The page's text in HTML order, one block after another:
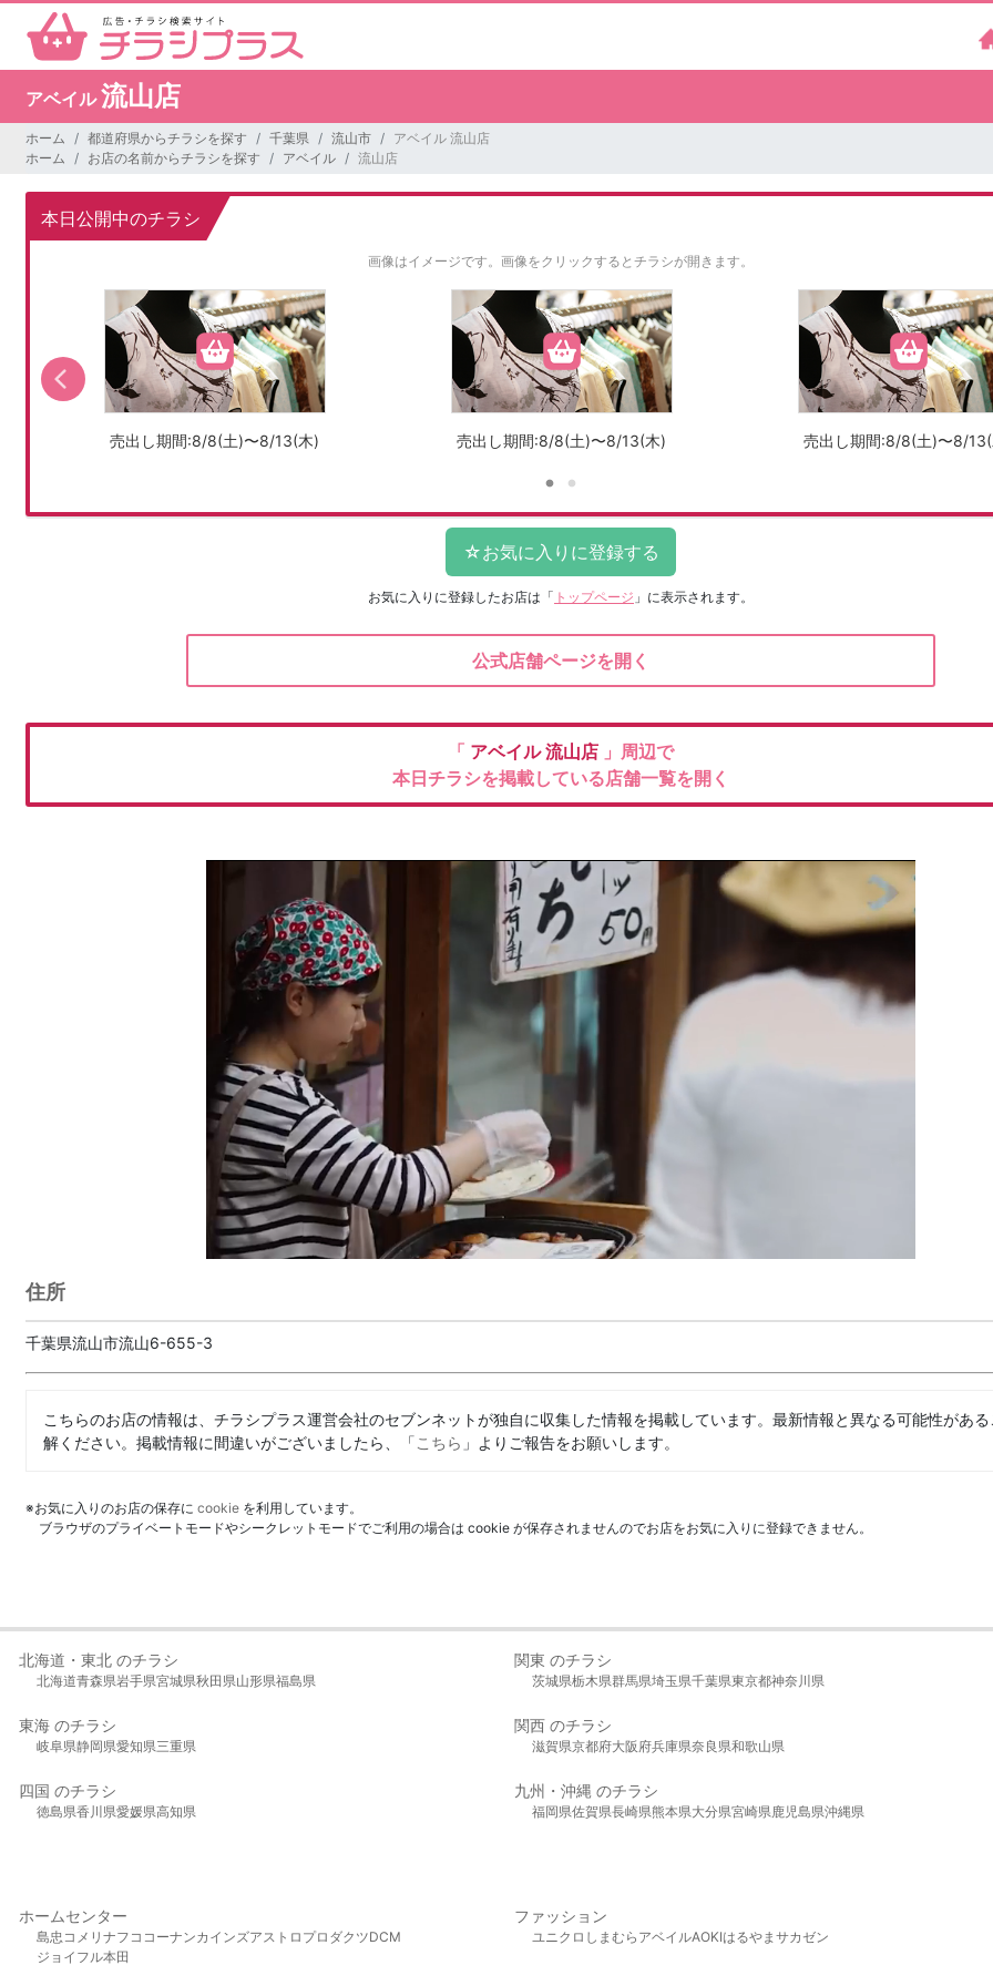
アベイル流山店
ホーム 都道府県からチラシを探す 千葉県 流山市
アベイル 流山店
ホーム
お店の名前からチラシを探す アベイル 流山店
本日公開中のチラシ
画像はイメージです。 画像をクリックするとチラシが開きます。
売出し期間:8/8(土)〜8/13(木) 売出し期間:8/8(土)〜8/13(木) 売出し期間:8/8(土)〜8/
お気に入りに登録したお店は 「 トップページ 」に表示されます。
公式店舗ページを開く
「 アベイル流山店 」周辺で
本日チラシを掲載している店舗一覧を開く
住所
千葉県流山市流山6-655-3
こちらのお店の情報は、チラシプラス運営会社のセブンネットが独自に収集した情報を掲載しています。最新情報と異なる可能性があ
解ください。掲載情報に間違いがございましたら、「こちら 」よりご報告をお願いします。
※お気に入りのお店の保存に cookie を利用しています。
ブラウザのプライベートモードやシークレットモードでご利用の場合は cookie が保存されませんのでお店をお気に入りに登録できません。
北海道・東北 のチラシ
北海道青森県岩手県宮城県秋田県山形県福島県
関東 のチラシ
茨城県栃木県群馬県埼玉県千葉県東京都神奈川県
東海 のチラシ
岐阜県静岡県愛知県三重県
関西 のチラシ
滋賀県京都府大阪府兵庫県奈良県和歌山県
四国 のチラシ
徳島県香川県愛媛県高知県
九州・沖縄 のチラシ
福岡県佐賀県長崎県熊本県大分県宮崎県鹿児島県沖縄県
ホームセンター
島忠 コメリ ナフコ コーナンカインズアストロプロダクツDCM
ジョイフル本田
ファッション
ユニクロ しまむら アベイルAOKIはるやま サカゼン